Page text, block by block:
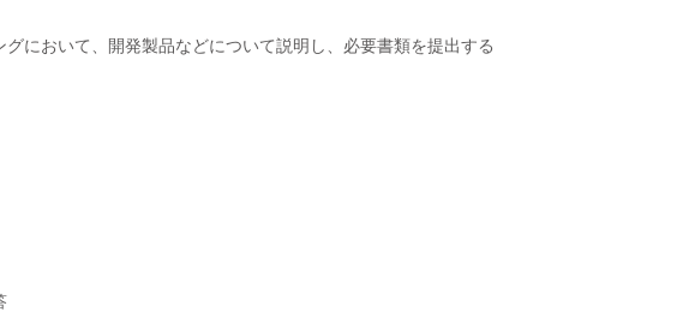
において、開発製品などについて説明し、必要書類を提出する